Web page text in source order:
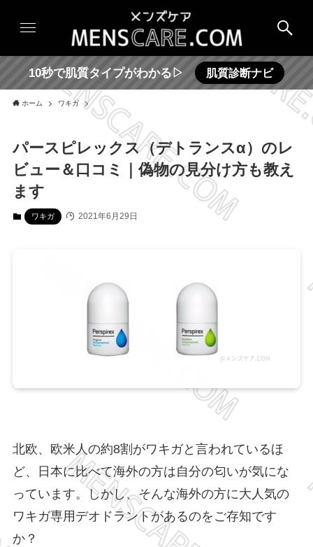
10秒で肌質タイプがわかる▷ 肌質診断ナビ
ホーム ワキガ
パースピレックス（デトランスα）のレ
ビュー＆口コミ｜偽物の見分け方も教え
ます
ワキガ 2021年6月29日
北欧、欧米人の約8割がワキガと言われているほ
ど、日本に比べて海外の方は自分の匂いが気にな
っています。しかし、そんな海外の方に大人気の
ワキガ専用デオドラントがあるのをご存知です
か？